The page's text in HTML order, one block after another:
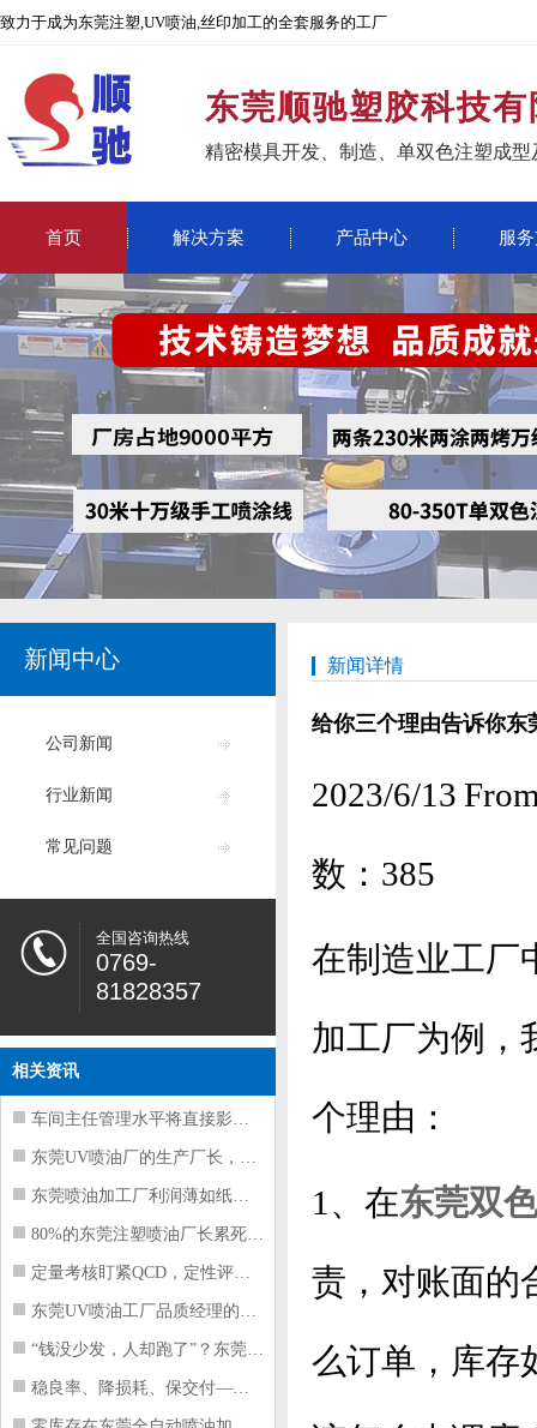
致力于成为东莞注塑,UV喷油,丝印加工的全套服务的工厂
东莞顺驰塑胶科技
精密模具开发、制造、单双色注塑成
首页 解决方案 产品中心 服
新闻中心
公司新闻
行业新闻
常见问题
全国咨询热线
0769-
81828357
相关资讯
车间主任管理水平将直接影响东莞注塑件
东莞UV喷油厂的生产厂长，到底在给工
东莞喷油加工厂利润薄如纸？这四项基本
80%的东莞注塑喷油厂长累死累活，利
定量考核盯紧QCD，定性评价看好配合
东莞UV喷油工厂品质经理的四项核心管
“钱没少发，人却跑了”？东莞注塑喷油
稳良率、降损耗、保交付——东莞这家U
新闻详情
给你三个理由告诉你东
2023/6/13
数： 385
在制造业工厂
加工厂为例，
个理由：
1、在东莞双
责，对账面的
么订单，库存